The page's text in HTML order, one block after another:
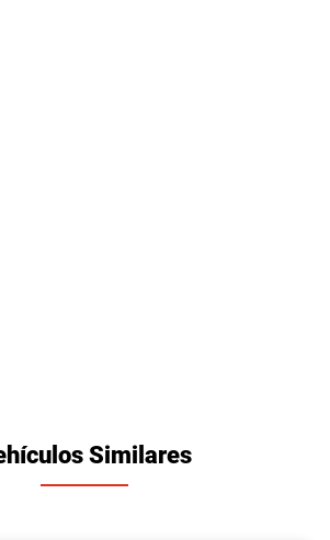
Similares